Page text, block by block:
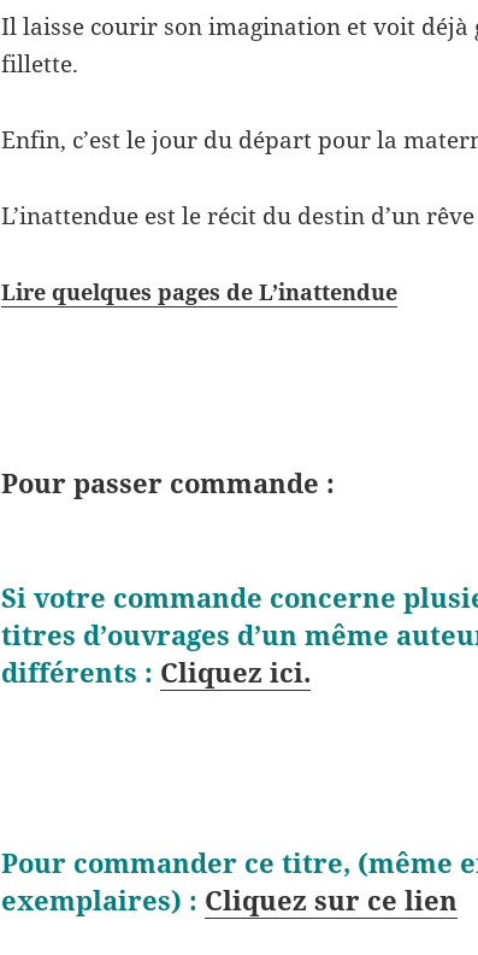
Il laisse courir son imagination et voit
fillette.
Enfin, c’est le jour du départ pour la
L’inattendue est le récit du destin d’un
Lire quelques pages de L’inattendue
Pour passer commande :
Si votre commande concerne
titres d’ouvrages d’un même
différents : Cliquez ici.
Pour commander ce titre, (même
exemplaires) : Cliquez sur ce lien